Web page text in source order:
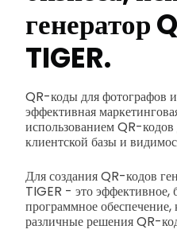
генератор
TIGER.
QR-коды для фотографов
эффективная
использованием QR-
клиентской базы и
Для создания QR-кодов
TIGER - это эффективное,
программное обеспечение,
различные решения QR-